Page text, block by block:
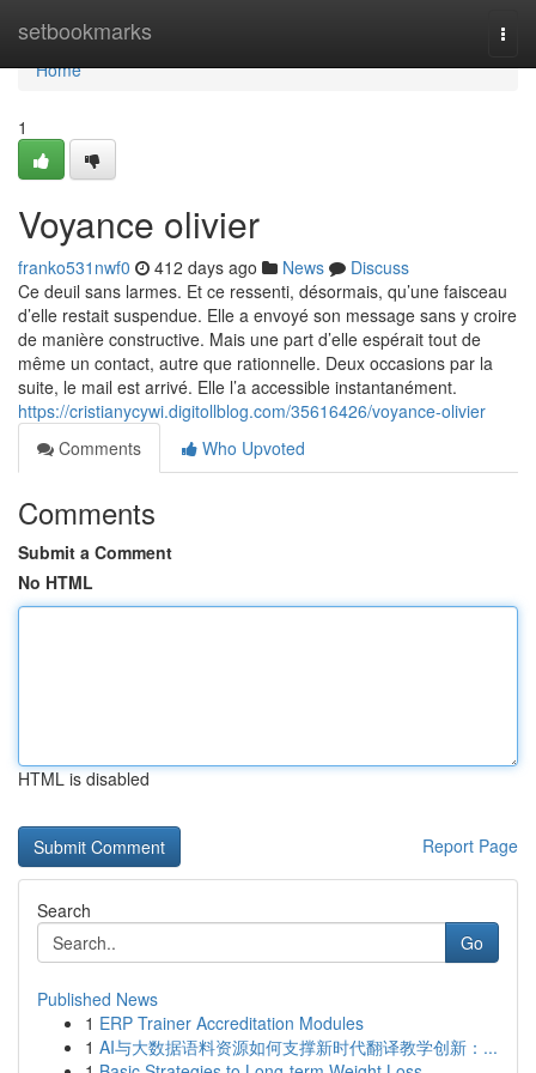
setbookmarks
Home
Home
1
Voyance olivier
franko531nwf0 412 days ago News
Discuss
Ce deuil sans larmes. Et ce ressenti, désormais, qu’une faisceau
d’elle restait suspendue. Elle a envoyé son message sans y croire
de manière constructive. Mais une part d’elle espérait tout de
même un contact, autre que rationnelle. Deux occasions par la
suite, le mail est arrivé. Elle l’a accessible instantanément.
https://cristianycywi.digitollblog.com/35616426/voyance-olivier
Comments
Who Upvoted
Comments
Submit a Comment
No HTML
HTML is disabled
Report Page
Search
Go
Published News
1 ERP Trainer Accreditation Modules
1 AI与大数据语料资源如何支撑新时代翻译教学创新：...